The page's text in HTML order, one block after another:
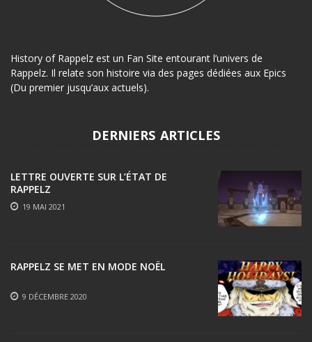
History of Rappelz est un Fan Site entourant l’univers de
Rappelz. Il relate son histoire via des pages dédiées aux Epics
(Du premier jusqu’aux actuels).
DERNIERS ARTICLES
LETTRE OUVERTE SUR L’ÉTAT DE
RAPPELZ
19 MAI 2021
RAPPELZ SE MET EN MODE NOËL
9 DÉCEMBRE 2020